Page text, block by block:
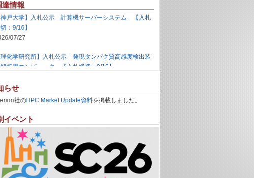
達情報
神戸大学】入札公示 計算機サーバーシステム 【入札
：9/16】
07/27
理化学研究所】入札公示 発現タンパク質高感度検出装
析用コンピュータ 【入札締切：9/16】
日本原子力研究開発機構】資料招請 ＧＰＵ計算機シス
07/24
日本原子力研究開発機構】入札公示 炉心損傷解析用ク
スタ計算機の購入 【入札締切：9/29】
07/23
高知大学】落札公示 人工知能用計算ノード 【株式会
らせ
社のHPC Market Update資料を掲載しました。
イベント